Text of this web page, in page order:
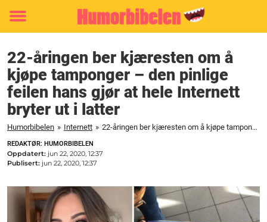
Toggle
22-åringen ber kjæresten om å
kjøpe tamponger – den pinlige
feilen hans gjør at hele Internett
bryter ut i latter
Humorbibelen » Internett » 22-åringen ber kjæresten om å kjøpe tamponger - den pinlige feilen hans gjør at hele Internett bryter ut i latter
REDAKTØR: HUMORBIBELEN
Oppdatert: jun 22, 2020, 12:37
Publisert: jun 22, 2020, 12:37